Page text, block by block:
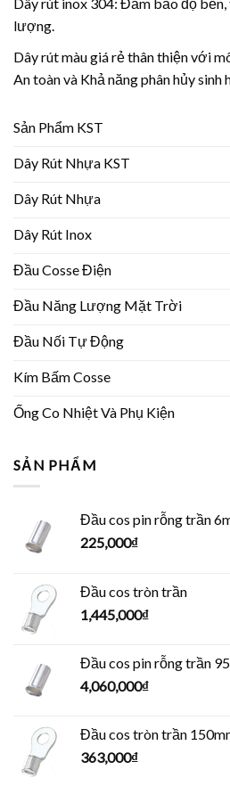
lượng.
Dây rút màu giá rẻ thân thiện với
An toàn và Khả năng phân hủy sinh
Sản Phẩm KST
Dây Rút Nhựa KST
Dây Rút Nhựa
Dây Rút Inox
Đầu Cosse Điện
Đầu Năng Lượng Mặt Trời
Đầu Nối Tự Động
Kím Bấm Cosse
Ống Co Nhiệt Và Phụ Kiện
SẢN PHẨM
Đầu cos pin rỗng trần
225,000₫
Đầu cos tròn trần
1,445,000₫
Đầu cos pin rỗng trần
4,060,000₫
Đầu cos tròn trần
363,000₫